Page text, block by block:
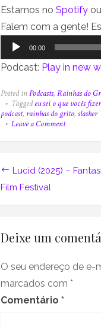
Estamos no Spotify
Falem com a gente!
Tocador
de
00:00
Podcast: Play in new
Posted in Podcasts, Rainhas do
Taggedeu sei o que vocês
podcast, rainhas do grito, slasher
Leave a Commenton
–
Fizeram
no
Passado
Navegação
de
Lucid (2025) –
Film Festival
Deixe um
O seu endereço de e-
marcados com *
Comentário *